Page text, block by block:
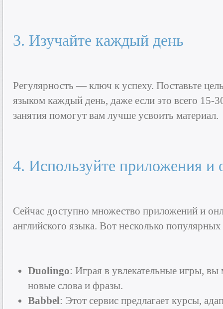
3. Изучайте каждый день
Регулярность — ключ к успеху. Поставьте
языком каждый день, даже если это всего 15-
занятия помогут вам лучше усвоить материал.
4. Используйте приложения и
Сейчас доступно множество приложений и
английского языка. Вот несколько
Duolingo: Играя в увлекательные игры,
новые слова и фразы.
Babbel: Этот сервис предлагает курсы,